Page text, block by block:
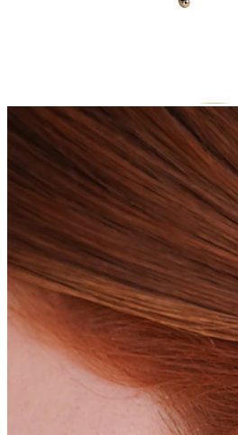
Bodymod Essentials
Koop 4, betaal 3
Shop per type
Sieraden type